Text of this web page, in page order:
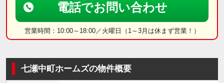
電話でお問い合わせ
営業時間：10:00～18:00／火曜日（1～3月は休まず営業！）
七瀬中町ホームズの物件概要